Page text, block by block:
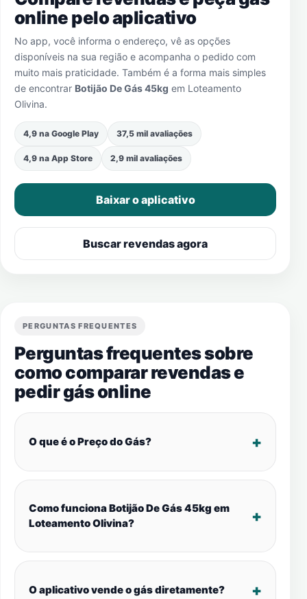
online pelo aplicativo
No app, você informa o endereço, vê as opções
disponíveis na sua região e acompanha o pedido com
muito mais praticidade. Também é a forma mais simples
de encontrar Botijão De Gás 45kg em Loteamento
Olivina.
4,9 na Google Play 37,5 mil avaliações
4,9 na App Store 2,9 mil avaliações
Baixar o aplicativo
Buscar revendas agora
PERGUNTAS FREQUENTES
Perguntas frequentes sobre
como comparar revendas e
pedir gás online
O que é o Preço do Gás?
Como funciona Botijão De Gás 45kg em
Loteamento Olivina?
O aplicativo vende o gás diretamente?